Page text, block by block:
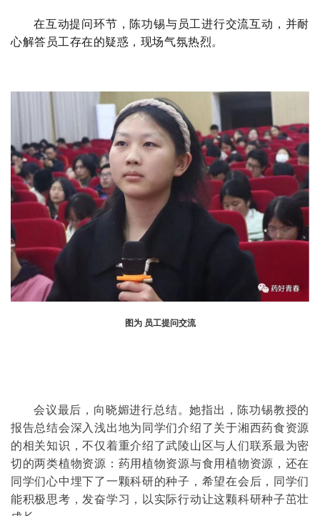
在互动提问环节，陈功锡与员工进行交流互动，并耐
心解答员工存在的疑惑，现场气氛热烈。
图为 员工提问交流
会议最后，向晓媚进行总结。她指出，陈功锡教授的
报告总结会深入浅出地为同学们介绍了关于湘西药食资源
的相关知识，不仅着重介绍了武陵山区与人们联系最为密
切的两类植物资源：药用植物资源与食用植物资源，还在
同学们心中埋下了一颗科研的种子，希望在会后，同学们
能积极思考，发奋学习，以实际行动让这颗科研种子茁壮